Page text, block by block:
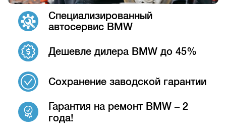
Специализированный
автосервис BMW
Дешевле дилера BMW до 45%
Сохранение заводской гарантии
Гарантия на ремонт BMW – 2
года!